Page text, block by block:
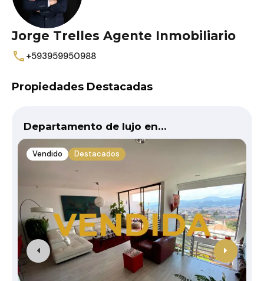
Jorge Trelles Agente Inmobiliario
+593959950988
Propiedades Destacadas
Departamento de lujo en…
Vendido Destacados